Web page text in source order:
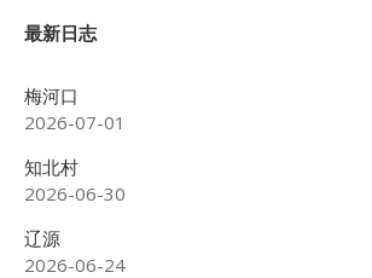
最新日志
梅河口
2026-07-01
知北村
2026-06-30
辽源
2026-06-24